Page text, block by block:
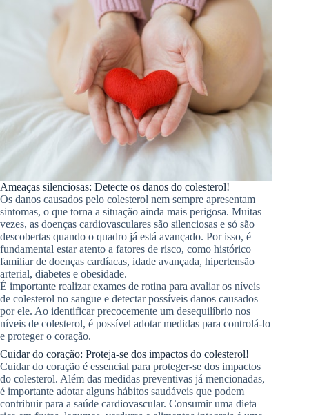
Ameaças silenciosas: Detecte os danos do colesterol!
Os danos causados pelo colesterol nem sempre apresentam
sintomas, o que torna a situação ainda mais perigosa. Muitas
vezes, as doenças cardiovasculares são silenciosas e só são
descobertas quando o quadro já está avançado. Por isso, é
fundamental estar atento a fatores de risco, como histórico
familiar de doenças cardíacas, idade avançada, hipertensão
arterial, diabetes e obesidade.
É importante realizar exames de rotina para avaliar os níveis
de colesterol no sangue e detectar possíveis danos causados
por ele. Ao identificar precocemente um desequilíbrio nos
níveis de colesterol, é possível adotar medidas para controlá-lo
e proteger o coração.
Cuidar do coração: Proteja-se dos impactos do colesterol!
Cuidar do coração é essencial para proteger-se dos impactos
do colesterol. Além das medidas preventivas já mencionadas,
é importante adotar alguns hábitos saudáveis que podem
contribuir para a saúde cardiovascular. Consumir uma dieta